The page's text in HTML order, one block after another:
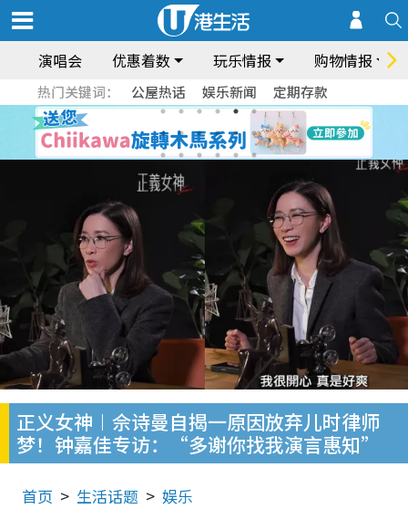
演唱会 优惠着数 玩乐情报 购物情报
热门关键词： 公屋热话 娱乐新闻 定期存款
正义女神︱佘诗曼自揭一原因放弃儿时律师
梦！钟嘉佳专访：“多谢你找我演言惠知”
首页 生活话题 娱乐